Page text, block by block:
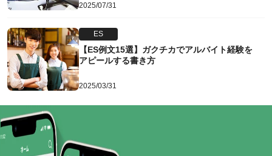
2025/07/31
ES
【ES例文15選】ガクチカでアルバイト経験を
アピールする書き方
2025/03/31